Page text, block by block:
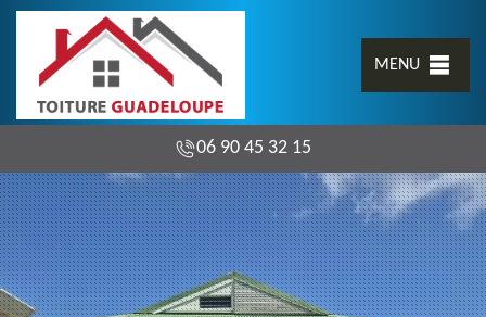
MENU
06 90 45 32 15